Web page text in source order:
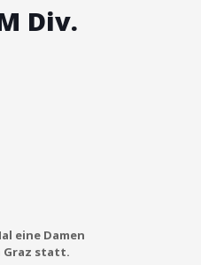
Div.
eine Damen
Graz statt.